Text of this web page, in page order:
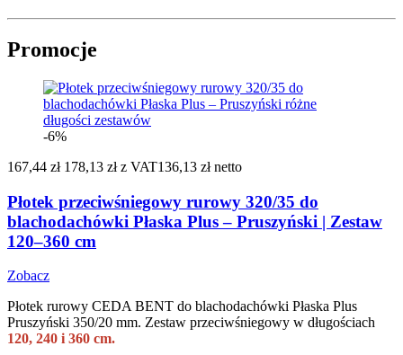
Promocje
-6%
167,44 zł 178,13 zł z VAT136,13 zł netto
Płotek przeciwśniegowy rurowy 320/35 do
blachodachówki Płaska Plus – Pruszyński | Zestaw
120–360 cm
Zobacz
Płotek rurowy CEDA BENT do blachodachówki Płaska Plus
Pruszyński 350/20 mm. Zestaw przeciwśniegowy w długościach
120, 240 i 360 cm.